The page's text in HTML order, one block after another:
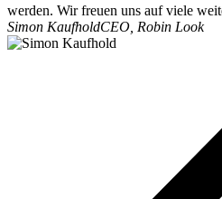
werden. Wir freuen uns auf viele
Simon KaufholdCEO, Robin Look